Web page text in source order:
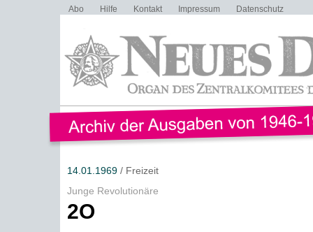
Abo Hilfe Kontakt Impressum Datenschutz
14.01.1969/ Freizeit
Junge Revolutionäre
2O